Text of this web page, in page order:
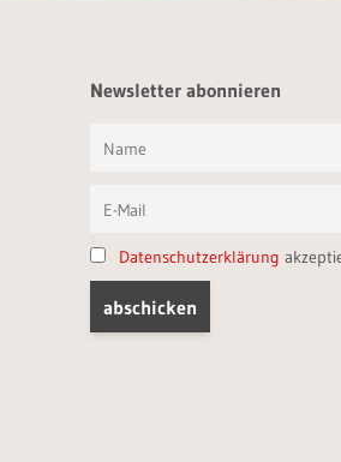
Newsletter abonnieren
Datenschutzerklärung